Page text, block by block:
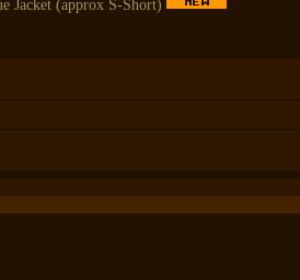
Jacket (approx S-Short)